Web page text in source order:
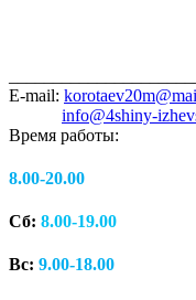
E-mail:
info@4shiny-
Время работы:
8.00-20.00
Сб: 8.00-19.00
Вс: 9.00-18.00